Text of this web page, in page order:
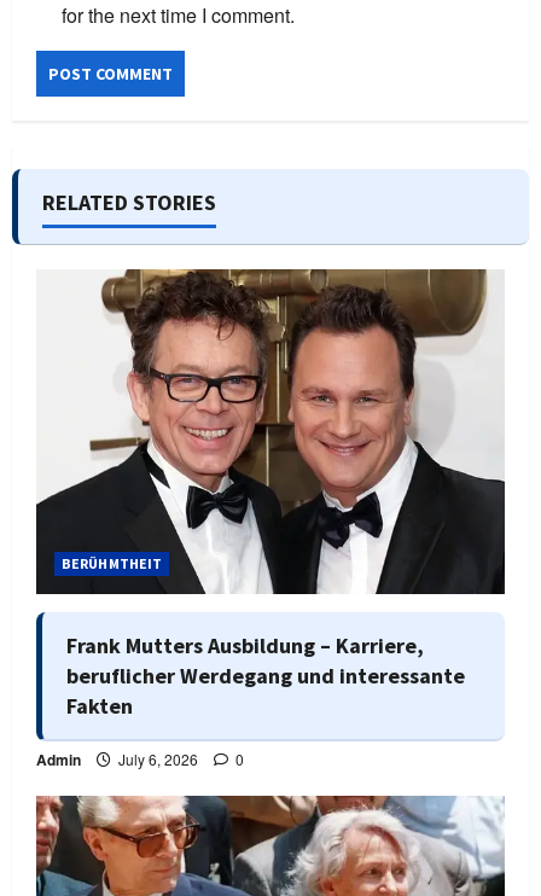
for the next time I comment.
RELATED STORIES
BERÜHMTHEIT
Frank Mutters Ausbildung – Karriere,
beruflicher Werdegang und interessante
Fakten
Admin July 6, 2026 0